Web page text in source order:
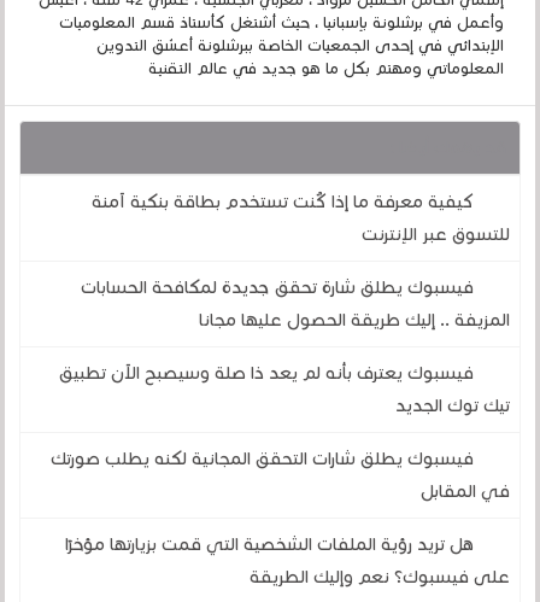
وأعمل في برشلونة بإسبانيا ، حيث أشتغل كأستاذ قسم المعلوميات
الإبتدائي في إحدى الجمعيات الخاصة ببرشلونة أعشق التدوين
المعلوماتي ومهتم بكل ما هو جديد في عالم التقنية
كيفية معرفة ما إذا كُنت تستخدم بطاقة بنكية آمنة
للتسوق عبر الإنترنت
فيسبوك يطلق شارة تحقق جديدة لمكافحة الحسابات
المزيفة .. إليك طريقة الحصول عليها مجانا
فيسبوك يعترف بأنه لم يعد ذا صلة وسيصبح الآن تطبيق
تيك توك الجديد
فيسبوك يطلق شارات التحقق المجانية لكنه يطلب صورتك
في المقابل
هل تريد رؤية الملفات الشخصية التي قمت بزيارتها مؤخرًا
على فيسبوك؟ نعم وإليك الطريقة